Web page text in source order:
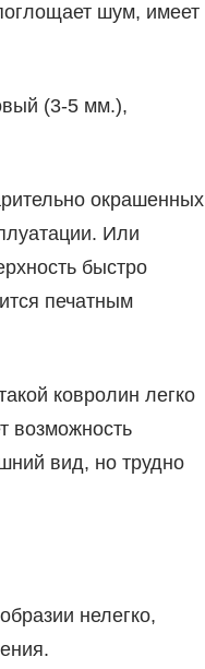
шум, имеет
(3-5 мм.),
окрашенных
Или
быстро
печатным
ковролин легко
возможность
вид, но трудно
нелегко,